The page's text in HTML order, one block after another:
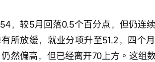
，较5月回落0.5个百分点，但仍连
所放缓，就业分项升至51.2，四个月
仍然偏高，但已经离开70上方。这组